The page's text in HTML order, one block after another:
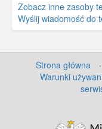
Zobacz inne zasoby
Wyślij wiadomość do
Strona główna ·
Warunki